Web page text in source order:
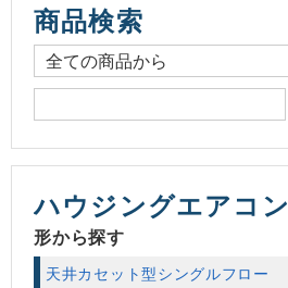
商品検索
ハウジングエアコン
形から探す
天井カセット型シングルフロー